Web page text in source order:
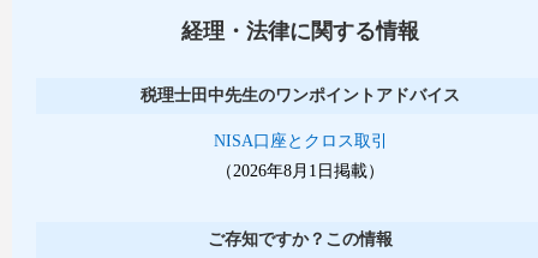
経理・法律に関する情報
税理士田中先生のワンポイントアドバイス
NISA口座とクロス取引
（2026年8月1日掲載）
ご存知ですか？この情報